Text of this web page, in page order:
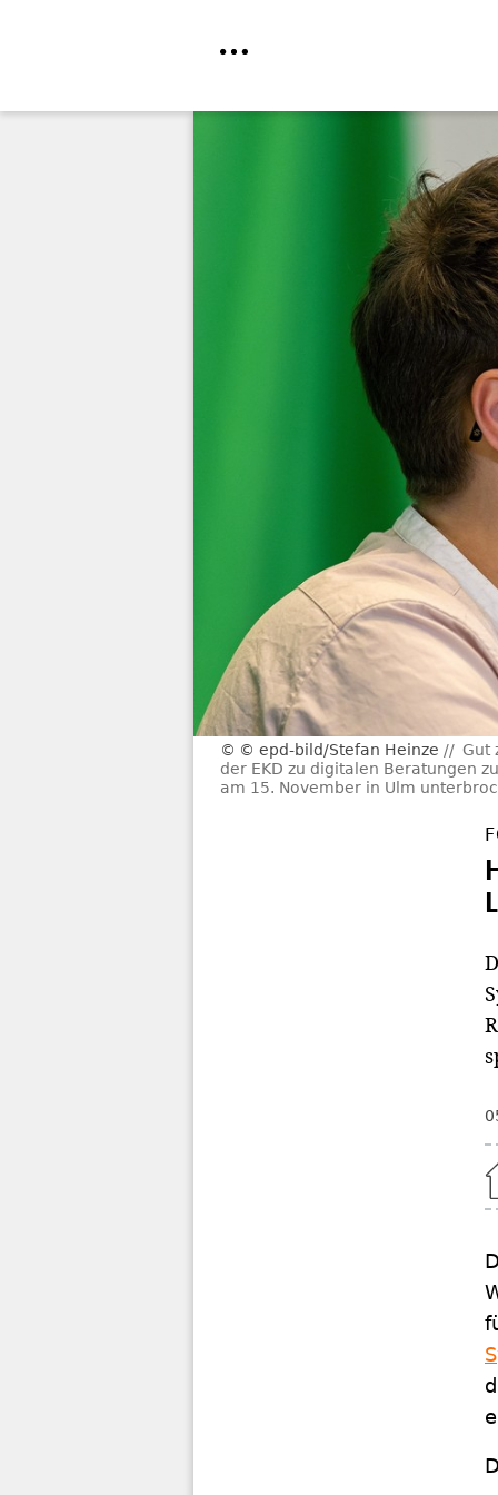
© epd-bild/Stefan Heinze
Gut
der EKD zu digitalen Beratungen
am 15. November in Ulm